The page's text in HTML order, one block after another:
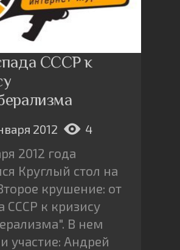
СССР к
2012 4
2012 года
Круглый стол на
крушение: от
СССР к кризису
В нем
участие: Андрей